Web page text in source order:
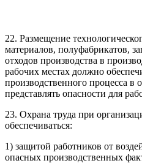
22. Размещение
материалов, полуфабрикатов,
отходов производства в
рабочих местах должно
производственного процесса
представлять опасности для
23. Охрана труда при
обеспечиваться:
1) защитой работников от
опасных производственных